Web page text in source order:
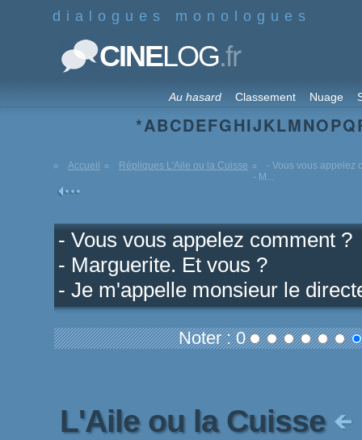
dialogues monologues
CINELOG.fr
Au hasard Classement Nuage
*ABCDEFGHIJKLMNOPQ
Accueil Répliques L'Aile ou la Cuisse
- Vous vous appelez
- M...
- Vous vous appelez comment ?
- Marguerite. Et vous ?
- Je m'appelle monsieur le
Noter : 0
L'Aile ou la Cuisse